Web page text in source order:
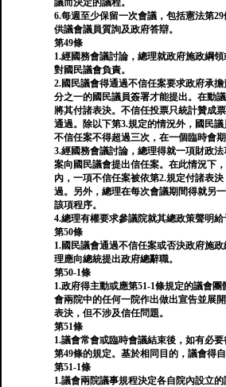
議而決定的議程。
6.每週至少保留一次會議，包括憲法第
供議會議員質詢及政府答辯。
第49條
1.經國務會議討論，總理就政府施政綱
對國民議會負責。
2.國民議會得通過不信任案要求政府承
分之一的國民議員簽署才能提出。在動
將其付諸表決。不信任投票只統計贊成
通過。除以下第3.規定的情況外，國民
不信任案不得超過三次，在一個臨時會
3.經國務會議討論，總理得就一項財政
案向國民議會提出信任案。在此情況下
內，一項不信任案被依第2.規定付諸表
過。另外，總理在每次會議期間得就另
該項程序。
4.總理有權要求參議院就其總政策聲明給
第50條
1.國民議會通過不信任案或否決政府施
理應向總統提出政府總辭職。
第50-1條
1.政府得主動或應第51-1條規定的議會
會兩院中的任何一院作出做出宣告並展
表決，但不涉及信任問題。
第51條
1.議會常會或臨時會議結束後，如有必
第49條的規定。基於相同目的，議會得自
第51-1條
1.議會兩院議事規程決定各自院內設立